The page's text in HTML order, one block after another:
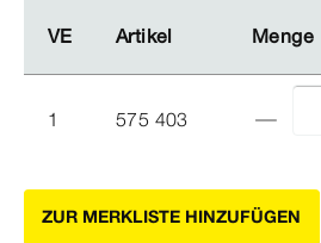
VE Artikel Menge
VE Artikel Menge
1 575 403
ZUR MERKLISTE HINZUFÜGEN